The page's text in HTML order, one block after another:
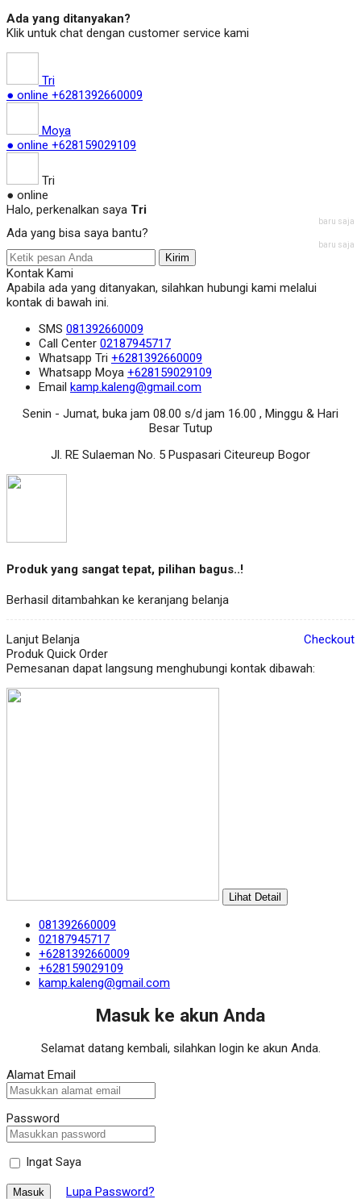
Ada yang ditanyakan?
Klik untuk chat dengan customer service kami
Tri
● online +6281392660009
Moya
● online +628159029109
Tri
● online
Halo, perkenalkan saya Tri
baru saja
Ada yang bisa saya bantu?
baru saja
Kirim
Kontak Kami
Apabila ada yang ditanyakan, silahkan hubungi kami melalui
kontak di bawah ini.
SMS 081392660009
Call Center 02187945717
Whatsapp Tri +6281392660009
Whatsapp Moya +628159029109
Email kamp.kaleng@gmail.com
Senin - Jumat, buka jam 08.00 s/d jam 16.00 , Minggu & Hari
Besar Tutup
Jl. RE Sulaeman No. 5 Puspasari Citeureup Bogor
Produk yang sangat tepat, pilihan bagus..!
Berhasil ditambahkan ke keranjang belanja
Lanjut Belanja
Checkout
Produk Quick Order
Pemesanan dapat langsung menghubungi kontak dibawah:
Lihat Detail
081392660009
02187945717
+6281392660009
+628159029109
kamp.kaleng@gmail.com
Masuk ke akun Anda
Selamat datang kembali, silahkan login ke akun Anda.
Alamat Email
Password
Ingat Saya
Masuk Lupa Password?